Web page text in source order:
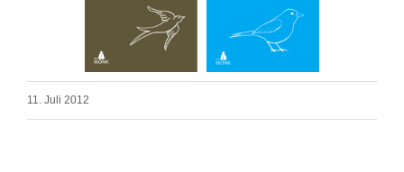
11. Juli 2012